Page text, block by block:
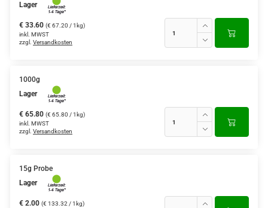
Lager
€ 33.60 (€ 67.20 / 1kg)
inkl. MWST
zzgl. Versandkosten
1000g
Lager
€ 65.80 (€ 65.80 / 1kg)
inkl. MWST
zzgl. Versandkosten
15g Probe
Lager
€ 2.00 (€ 133.32 / 1kg)